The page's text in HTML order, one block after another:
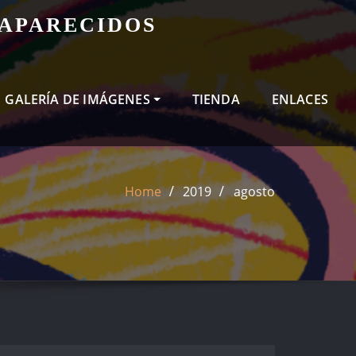
GALERÍA DE IMÁGENES TIENDA ENLACES
Home 2019 agosto